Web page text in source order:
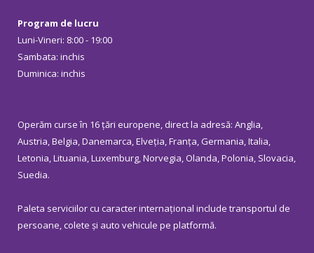
Program de lucru
Luni-Vineri: 8:00 - 19:00
Sambata: inchis
Duminica: inchis
Operăm curse în 16 țări europene, direct la adresă: Anglia,
Austria, Belgia, Danemarca, Elveția, Franța, Germania, Italia,
Letonia, Lituania, Luxemburg, Norvegia, Olanda, Polonia, Slovacia,
Suedia.
Paleta serviciilor cu caracter internațional include transportul de
persoane, colete și auto vehicule pe platformă.